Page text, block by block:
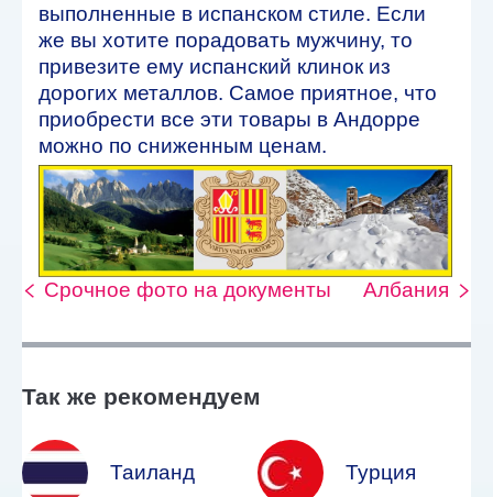
выполненные в испанском стиле. Если
же вы хотите порадовать мужчину, то
привезите ему испанский клинок из
дорогих металлов. Самое приятное, что
приобрести все эти товары в Андорре
можно по сниженным ценам.
Срочное фото на документы Албания
Так же рекомендуем
Таиланд Турция